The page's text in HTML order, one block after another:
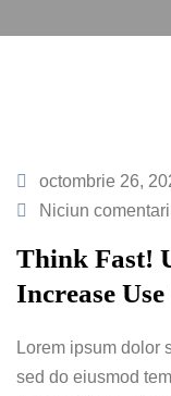
octombrie 26,
Niciun
Think Fast!
Increase
Lorem ipsum dolor
sed do eiusmod